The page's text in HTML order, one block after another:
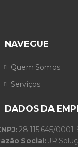
NAVEGUE
Quem Somos
Serviços
DADOS DA
28.115.645/
Social: JR